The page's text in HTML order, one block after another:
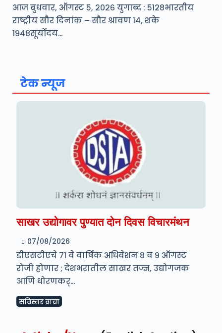
आज बुधवार, ऑगस्ट ५, २०२६ युगाब्द : ५१२८भारतीय
राष्ट्रीय सौर दिनांक – सौर श्रावण १४, शके
१९४८सूर्योदय…
टेक न्यूज
साखर उद्योगावर पुण्यात दोन दिवस विचारमंथन
07/08/2026
डीएसटीएचे ७१ वे वार्षिक अधिवेशन ८ व ९ ऑगस्ट
रोजी होणार ; देशभरातील साखर तज्ज्ञ, उद्योगजक
आणि धोरणकर्…
सविस्तर वाचा